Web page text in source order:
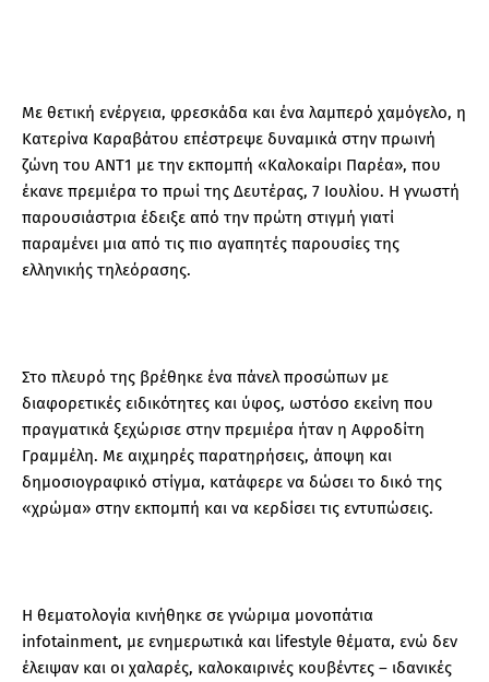
Με θετική ενέργεια, φρεσκάδα και ένα λαμπερό χαμόγελο, η
Κατερίνα Καραβάτου επέστρεψε δυναμικά στην πρωινή
ζώνη του ΑΝΤ1 με την εκπομπή «Καλοκαίρι Παρέα», που
έκανε πρεμιέρα το πρωί της Δευτέρας, 7 Ιουλίου. Η γνωστή
παρουσιάστρια έδειξε από την πρώτη στιγμή γιατί
παραμένει μια από τις πιο αγαπητές παρουσίες της
ελληνικής τηλεόρασης.
Στο πλευρό της βρέθηκε ένα πάνελ προσώπων με
διαφορετικές ειδικότητες και ύφος, ωστόσο εκείνη που
πραγματικά ξεχώρισε στην πρεμιέρα ήταν η Αφροδίτη
Γραμμέλη. Με αιχμηρές παρατηρήσεις, άποψη και
δημοσιογραφικό στίγμα, κατάφερε να δώσει το δικό της
«χρώμα» στην εκπομπή και να κερδίσει τις εντυπώσεις.
Η θεματολογία κινήθηκε σε γνώριμα μονοπάτια
infotainment, με ενημερωτικά και lifestyle θέματα, ενώ δεν
έλειψαν και οι χαλαρές, καλοκαιρινές κουβέντες – ιδανικές